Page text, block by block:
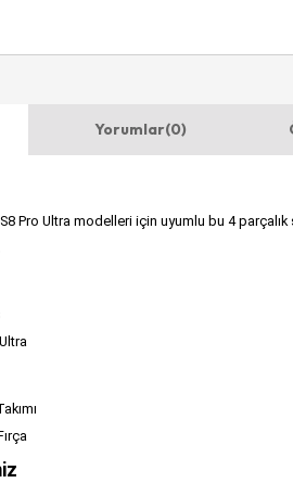
Yorumlar(0)
Pro Ultra modelleri için uyumlu bu 4 parçalık